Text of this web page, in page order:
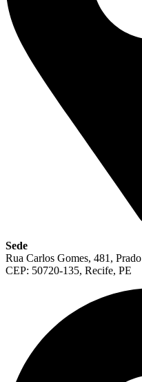
Sede
Rua Carlos Gomes, 481, Prado
CEP: 50720-135, Recife, PE